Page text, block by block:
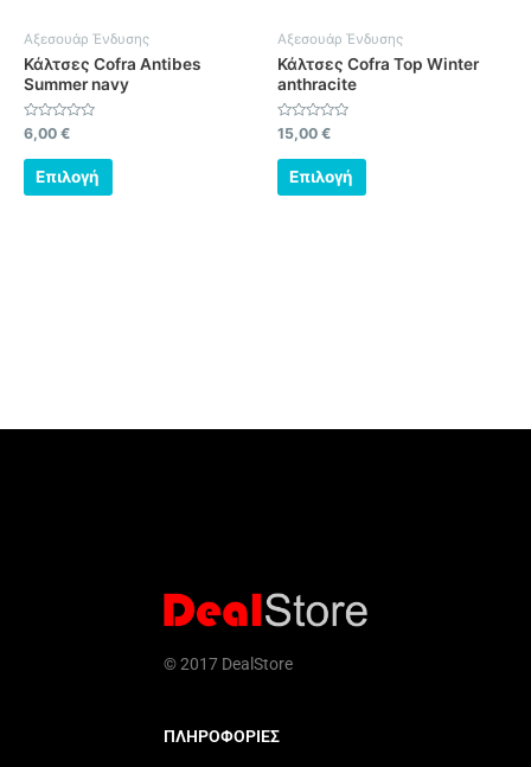
Αξεσουάρ Ένδυσης
Κάλτσες Cofra Antibes
Summer navy
Βαθμολογήθηκε
με
0
από
6,00 €
Επιλογή
στη
σελίδα
του
Αξεσουάρ Ένδυσης
Κάλτσες Cofra Top Winter
anthracite
Βαθμολογήθηκε
με
0
από
15,00 €
Επιλογή
στη
σελίδα
© 2017 DealStore
ΠΛΗΡΟΦΟΡΙΕΣ